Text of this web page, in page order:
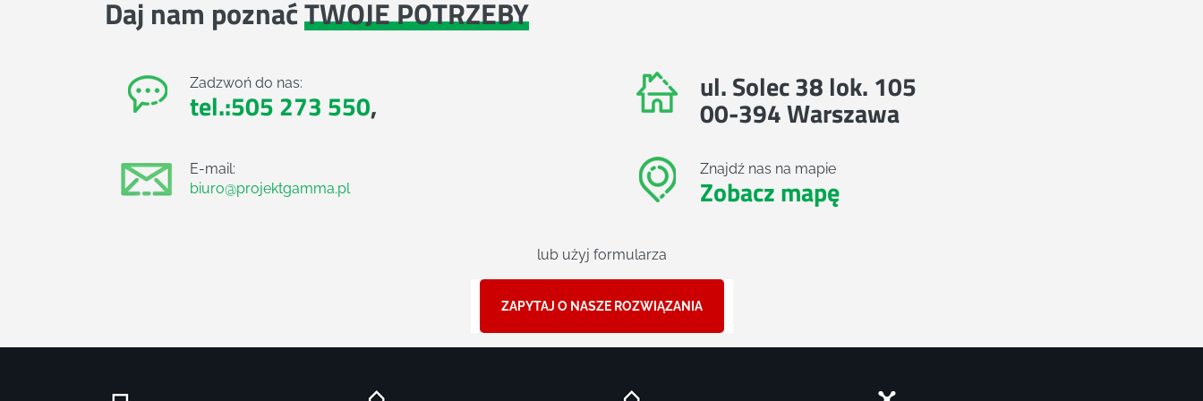
Daj nam poznaćTWOJE POTRZEBY
Zadzwoń do nas:
tel.:505 273 550,
E-mail:
biuro@projektgamma.pl
ul. Solec 38 lok. 105
00-394 Warszawa
Znajdź nas na mapie
Zobacz mapę
lub użyj formularza
ZAPYTAJ O NASZE ROZWIĄZANIA